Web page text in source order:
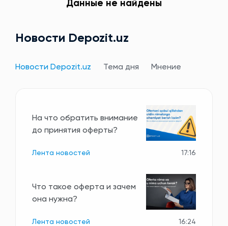
Данные не найдены
Новости Depozit.uz
Новости Depozit.uz Тема дня Мнение
На что обратить внимание
до принятия оферты?
Лента новостей 17:16
Что такое оферта и зачем
она нужна?
Лента новостей 16:24